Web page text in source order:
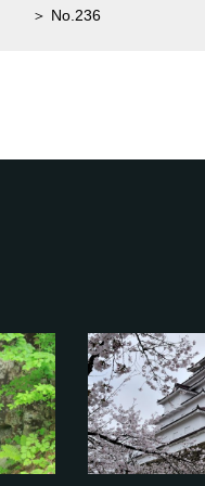
＞ No.236